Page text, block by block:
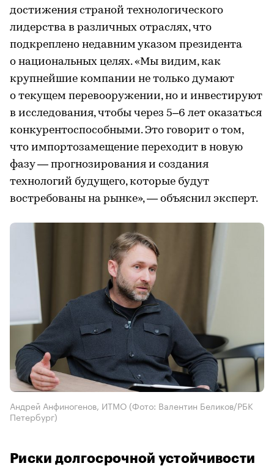
достижения страной технологического
лидерства в различных отраслях, что
подкреплено недавним указом президента
о национальных целях. «Мы видим, как
крупнейшие компании не только думают
о текущем перевооружении, но и инвестируют
в исследования, чтобы через 5–6 лет оказаться
конкурентоспособными. Это говорит о том,
что импортозамещение переходит в новую
фазу — прогнозирования и создания
технологий будущего, которые будут
востребованы на рынке», — объяснил эксперт.
Андрей Анфиногенов, ИТМО (Фото: Валентин Беликов/РБК
Петербург)
Риски долгосрочной устойчивости